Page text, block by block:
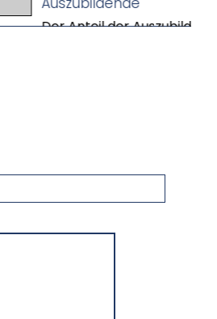
Der Anteil der Auszubildenden
Bleiben